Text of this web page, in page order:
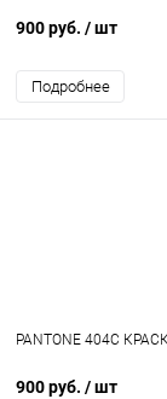
900 руб. / шт
Подробнее
PANTONE 404C
900 руб. / шт